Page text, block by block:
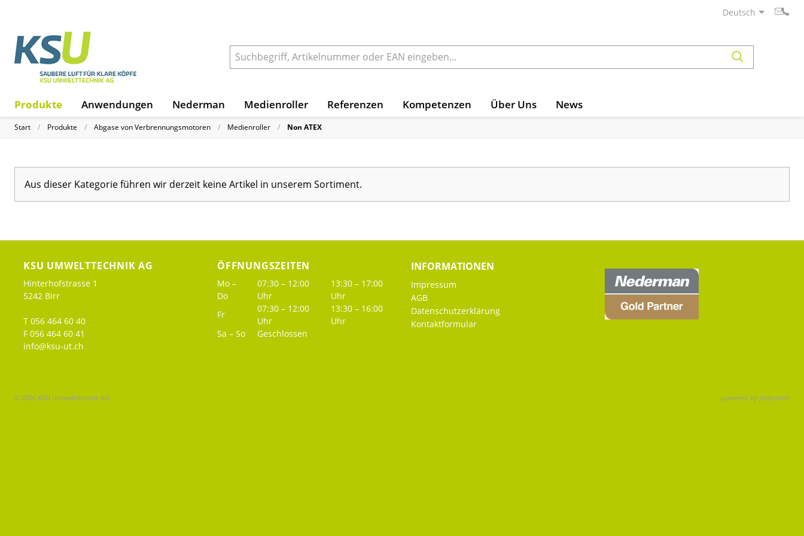
Deutsch
Produkte Anwendungen Nederman Medienroller Referenzen Kompetenzen Über Uns News
Start Produkte Abgase von Verbrennungsmotoren Medienroller Non ATEX
Aus dieser Kategorie führen wir derzeit keine Artikel in unserem Sortiment.
KSU UMWELTTECHNIK AG
Hinterhofstrasse 1
5242 Birr
T 056 464 60 40
F 056 464 60 41
info@ksu-ut.ch
ÖFFNUNGSZEITEN
Mo –
Do
07:30 – 12:00
Uhr
13:30 – 17:00
Uhr
Fr
07:30 – 12:00
Uhr
13:30 – 16:00
Uhr
Sa – So
Geschlossen
INFORMATIONEN
Impressum
AGB
Datenschutzerklärung
Kontaktformular
© 2026 KSU Umwelttechnik AG powered by polynorm